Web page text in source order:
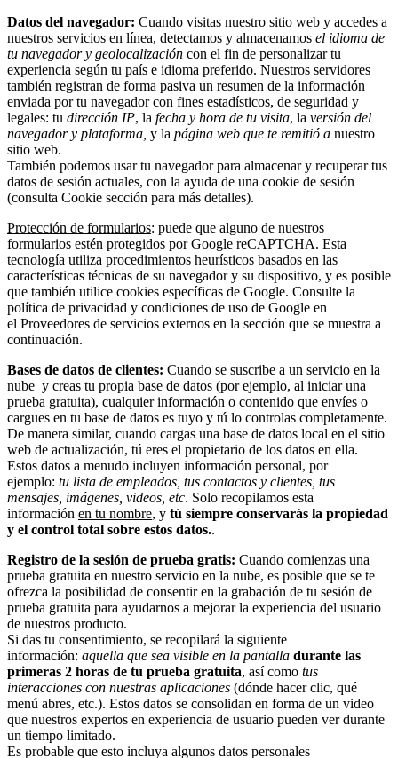
Datos del navegador: Cuando visitas nuestro sitio web y accedes a
nuestros servicios en línea, detectamos y almacenamos el idioma de
tu navegador y geolocalización con el fin de personalizar tu
experiencia según tu país e idioma preferido. Nuestros servidores
también registran de forma pasiva un resumen de la información
enviada por tu navegador con fines estadísticos, de seguridad y
legales: tu dirección IP, la fecha y hora de tu visita, la versión del
navegador y plataforma, y la página web que te remitió a nuestro
sitio web.
También podemos usar tu navegador para almacenar y recuperar tus
datos de sesión actuales, con la ayuda de una cookie de sesión
(consulta Cookie sección para más detalles).
Protección de formularios: puede que alguno de nuestros
formularios estén protegidos por Google reCAPTCHA. Esta
tecnología utiliza procedimientos heurísticos basados en las
características técnicas de su navegador y su dispositivo, y es posible
que también utilice cookies específicas de Google. Consulte la
política de privacidad y condiciones de uso de Google en
el Proveedores de servicios externos en la sección que se muestra a
continuación.
Bases de datos de clientes: Cuando se suscribe a un servicio en la
nube y creas tu propia base de datos (por ejemplo, al iniciar una
prueba gratuita), cualquier información o contenido que envíes o
cargues en tu base de datos es tuyo y tú lo controlas completamente.
De manera similar, cuando cargas una base de datos local en el sitio
web de actualización, tú eres el propietario de los datos en ella.
Estos datos a menudo incluyen información personal, por
ejemplo: tu lista de empleados, tus contactos y clientes, tus
mensajes, imágenes, videos, etc. Solo recopilamos esta
información en tu nombre, y tú siempre conservarás la propiedad
y el control total sobre estos datos..
Registro de la sesión de prueba gratis: Cuando comienzas una
prueba gratuita en nuestro servicio en la nube, es posible que se te
ofrezca la posibilidad de consentir en la grabación de tu sesión de
prueba gratuita para ayudarnos a mejorar la experiencia del usuario
de nuestros producto.
Si das tu consentimiento, se recopilará la siguiente
información: aquella que sea visible en la pantalla durante las
primeras 2 horas de tu prueba gratuita, así como tus
interacciones con nuestras aplicaciones (dónde hacer clic, qué
menú abres, etc.). Estos datos se consolidan en forma de un video
que nuestros expertos en experiencia de usuario pueden ver durante
un tiempo limitado.
Es probable que esto incluya algunos datos personales